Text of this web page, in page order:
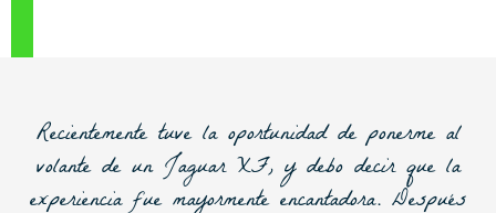
Recientemente tuve la oportunidad de ponerme al
volante de unJaguar XF, y debo decir que la
experiencia fue mayormente encantadora. Después